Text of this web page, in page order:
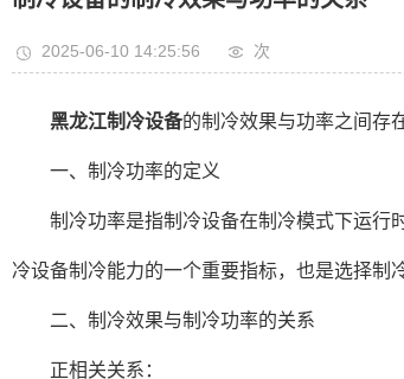
2025-06-10 14:25:56 次
黑龙江制冷设备的制冷效果与功率之间存
一、制冷功率的定义
制冷功率是指制冷设备在制冷模式下运行时
冷设备制冷能力的一个重要指标，也是选择制
二、制冷效果与制冷功率的关系
正相关关系：